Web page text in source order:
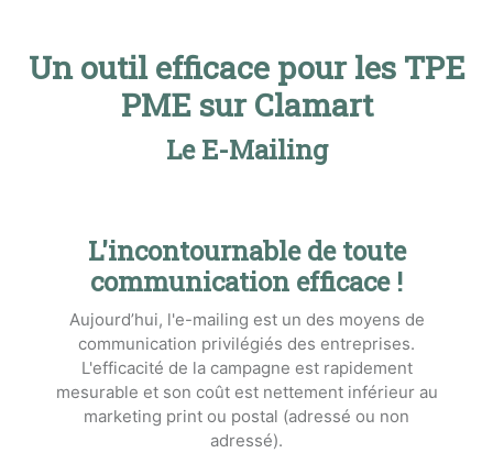
Un outil efficace pour les TPE
PME sur Clamart
Le E-Mailing
L'incontournable de toute
communication efficace !
Aujourd’hui, l'e-mailing est un des moyens de
communication privilégiés des entreprises.
L'efficacité de la campagne est rapidement
mesurable et son coût est nettement inférieur au
marketing print ou postal (adressé ou non
adressé).